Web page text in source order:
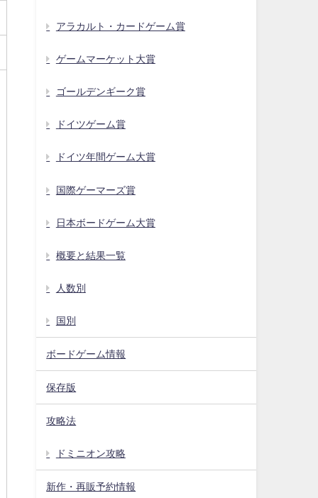
アラカルト・カードゲーム賞
ゲームマーケット大賞
ゴールデンギーク賞
ドイツゲーム賞
ドイツ年間ゲーム大賞
国際ゲーマーズ賞
日本ボードゲーム大賞
概要と結果一覧
人数別
国別
ボードゲーム情報
保存版
攻略法
ドミニオン攻略
新作・再販予約情報